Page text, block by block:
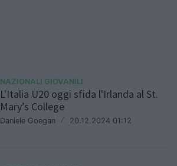
NAZIONALI GIOVANILI
L'Italia U20 oggi sfida l'Irlanda al St.
Mary’s College
Daniele Goegan / 20.12.2024 01:12